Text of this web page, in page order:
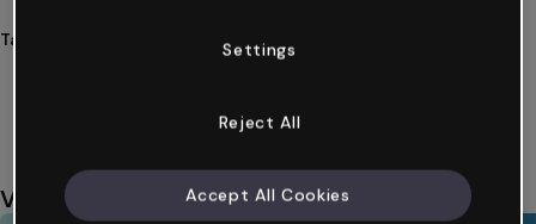
Tags
simples
Vous aimerez aussi
Settings
Reject All
Accept All Cookies